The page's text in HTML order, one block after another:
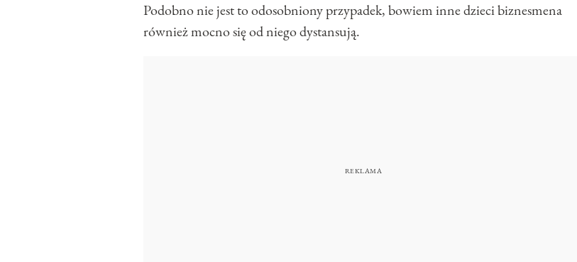
Podobno nie jest to odosobniony przypadek, bowiem inne dzieci biznesmena
również mocno się od niego dystansują.